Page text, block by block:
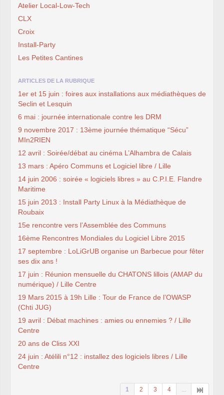
Atelier Local-Low-Tech
CLX
Croix
Install-Party
Les Petites Cantines
ARTICLES DE LA RUBRIQUE
1er et 15 juin : foires aux installations aux médiathèques de
Seclin et Lesquin
6 mai : journée internationale contre les DRM
9 novembre 2017 : 13ème journée thématique “Sécu”
MIn2RIEN
12 avril : Soirée/débat au cinéma L’Alhambra de Calais
13 mars : Apéro Communs et Logiciel libre / Lille
14 juin 2006 : soirée « logiciels libres » au C.P.I.E. Flandre
Maritime
15 juin 2013 : Install Party Linux à la Médiathèque de
Roubaix
15e rencontre vers l’Assemblée des Communs
16ème Rencontres Mondiales du Logiciel Libre 2015
17 septembre : LoLiGrUB organise un Barbecue pour fêter
ses dix ans !
17 juin : Réunion mensuelle du CHATONS lillois (AMAP du
numérique) / Lille Centre
19 Mars 2015 à 19h Lille : Tour de France de l’OWASP
(Chti JUG)
19 avril : Débat machines : amies ou ennemies ? / Lille
Centre
20 ans de Cliss XXI
24 juin : Atélili n°12 : installez des logiciels libres / Lille
Centre
1 2 3 4 ...